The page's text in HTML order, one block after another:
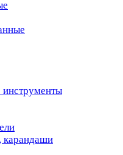
инструменты
карандаши